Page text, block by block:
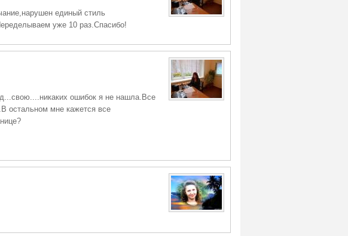
единый стиль
уже 10 раз.Спасибо!
ошибок я не нашла.Все
остальном мне кажется все